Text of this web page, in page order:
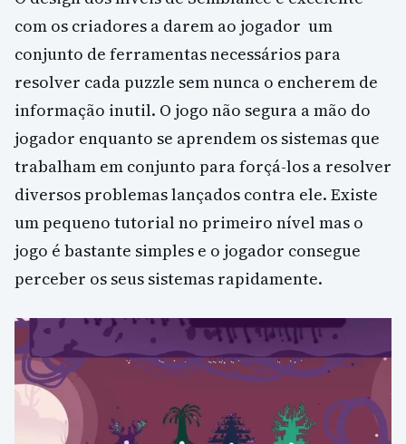
com os criadores a darem ao jogador um
conjunto de ferramentas necessários para
resolver cada puzzle sem nunca o encherem de
informação inutil. O jogo não segura a mão do
jogador enquanto se aprendem os sistemas que
trabalham em conjunto para forçá-los a resolver
diversos problemas lançados contra ele. Existe
um pequeno tutorial no primeiro nível mas o
jogo é bastante simples e o jogador consegue
perceber os seus sistemas rapidamente.